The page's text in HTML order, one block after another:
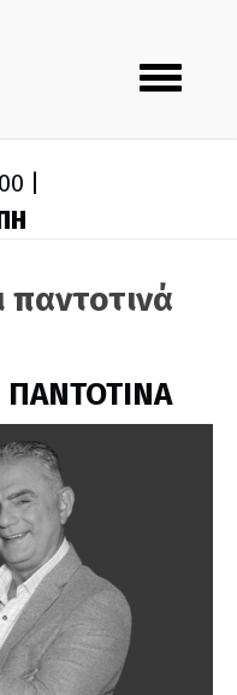
Toggle
navigation
|
παντοτινά
ΠΑΝΤΟΤΙΝΑ